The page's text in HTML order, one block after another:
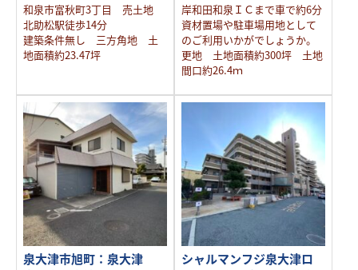
和泉市富秋町3丁目 売土地
北助松駅徒歩14分
建築条件無し 三方角地 土
地面積約23.47坪
岸和田和泉ＩＣまで車で約6分
資材置場や駐車場用地として
のご利用いかがでしょうか。
更地 土地面積約300坪 土地
間口約26.4ｍ
泉大津市旭町：泉大津
シャルマンフジ泉大津ロ